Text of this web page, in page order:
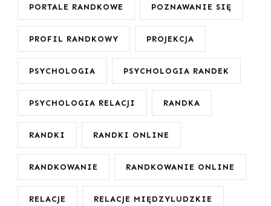
PORTALE RANDKOWE POZNAWANIE SIĘ
PROFIL RANDKOWY PROJEKCJA
PSYCHOLOGIA PSYCHOLOGIA RANDEK
PSYCHOLOGIA RELACJI RANDKA
RANDKI RANDKI ONLINE
RANDKOWANIE RANDKOWANIE ONLINE
RELACJE RELACJE MIĘDZYLUDZKIE